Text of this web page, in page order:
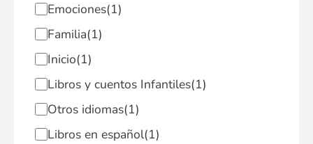
Emociones(1)
Familia(1)
Inicio(1)
Libros y cuentos Infantiles(1)
Otros idiomas(1)
Libros en español(1)